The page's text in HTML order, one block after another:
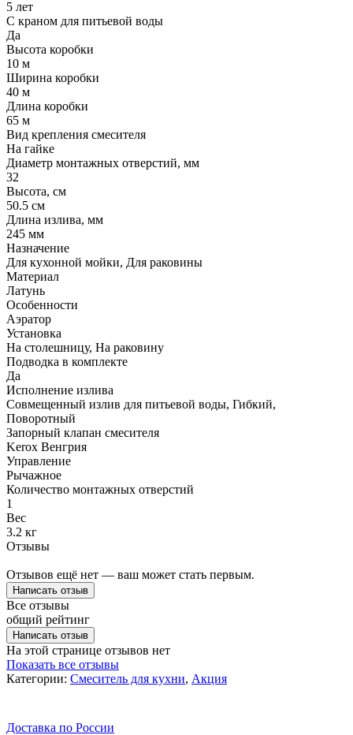
5 лет
С краном для питьевой воды
Да
Высота коробки
10 м
Ширина коробки
40 м
Длина коробки
65 м
Вид крепления смесителя
На гайке
Диаметр монтажных отверстий, мм
32
Высота, см
50.5 см
Длина излива, мм
245 мм
Назначение
Для кухонной мойки, Для раковины
Материал
Латунь
Особенности
Аэратор
Установка
На столешницу, На раковину
Подводка в комплекте
Да
Исполнение излива
Совмещенный излив для питьевой воды, Гибкий,
Поворотный
Запорный клапан смесителя
Kerox Венгрия
Управление
Рычажное
Количество монтажных отверстий
1
Вес
3.2 кг
Отзывы
Отзывов ещё нет — ваш может стать первым.
Написать отзыв
Все отзывы
общий рейтинг
Написать отзыв
На этой странице отзывов нет
Показать все отзывы
Категории: Смеситель для кухни, Акция
Доставка по России